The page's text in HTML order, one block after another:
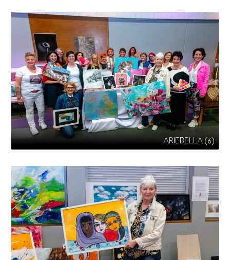
ARIEBELLA (6)